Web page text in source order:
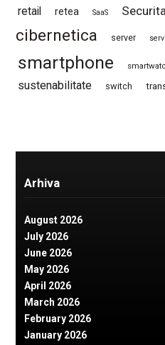
retail retea SaaS
cibernetica
server
smartphone
sustenabilitate switch
Arhiva
August 2026
July 2026
June 2026
May 2026
April 2026
March 2026
February 2026
January 2026